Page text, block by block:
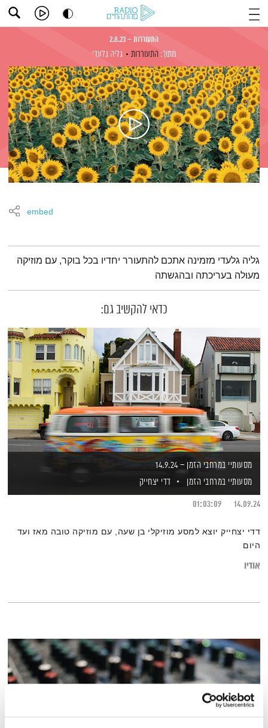
התעוררות – 2.8.23
מתוך: התעוררות גליה גלעדי
embed
תמצית הפודקאסט
גליה גלעדי מזמינה אתכם להתעורר יחדיו בכל בוקר, עם מוזיקה
מעולה בעריכתה ובהגשתה
כדאי להקשיב גם:
מסעותיי במרחבי הזמן – 14.9.24
מסעותיי במרחבי הזמן
דדי יצחייק
14.09.24
01:03:09
דדי יצחייק יוצא למסע מוזיקלי בן שעה, עם מוזיקה טובה מאז ועד
היום
אודיו